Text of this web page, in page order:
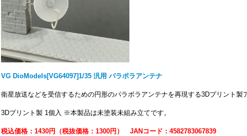
VG DioModels[VG64097]1/35 汎用 パラボラアンテナ
衛星放送などを受信するための円形のパラボラアンテナを再現する3Dプリント製
3Dプリント製 1個入 ※本製品は未塗装未組み立てです。
税込価格：1430円（税抜価格：1300円） JANコード：4582783067839